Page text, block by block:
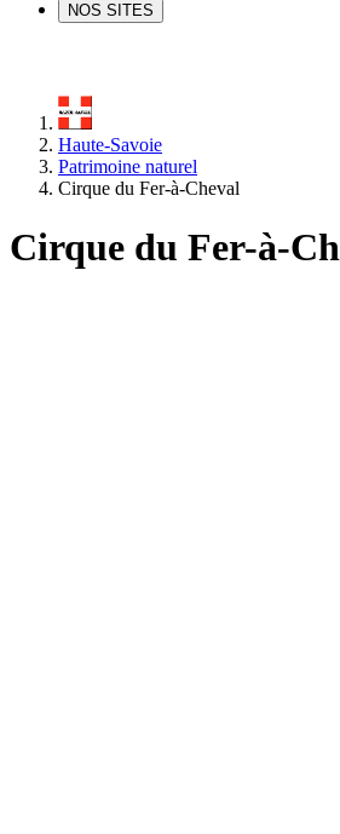
NOS SITES
Haute-Savoie
Patrimoine naturel
Cirque du Fer-à-Cheval
Cirque du Fer-à-